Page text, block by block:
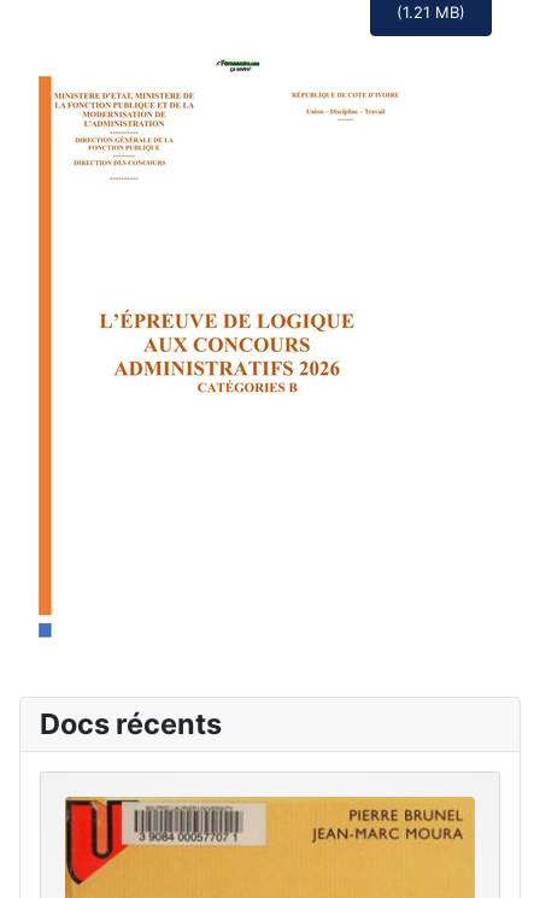
(1.21 MB)
Docs récents